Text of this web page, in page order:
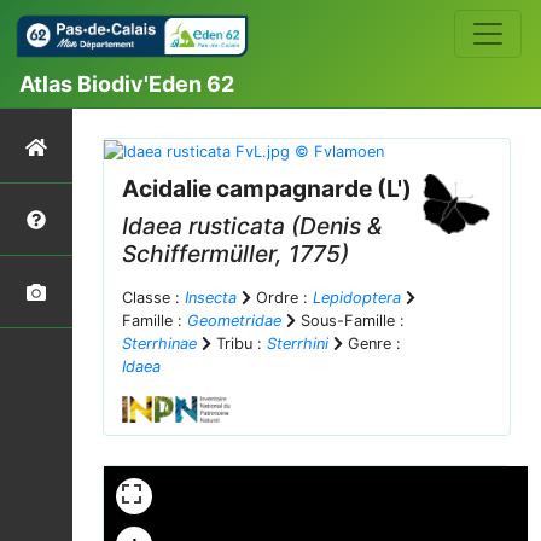
Atlas Biodiv'Eden 62
Acidalie campagnarde (L')
Idaea rusticata (Denis &
Schiffermüller, 1775)
Classe : Insecta Ordre : Lepidoptera
Famille : Geometridae
Sous-Famille :
Sterrhinae
Tribu : Sterrhini
Genre :
Idaea